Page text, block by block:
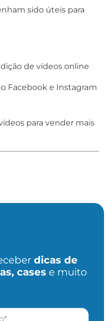
sido úteis para
de vídeos online
Facebook e Instagram
para vender mais
dicas de
cases e muito